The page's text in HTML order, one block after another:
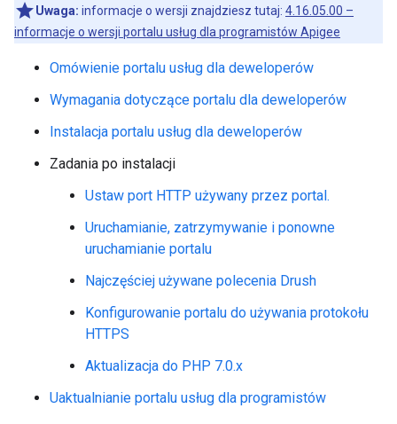
Uwaga: informacje o wersji znajdziesz tutaj: 4.16.05.00 –
informacje o wersji portalu usług dla programistów Apigee
Omówienie portalu usług dla deweloperów
Wymagania dotyczące portalu dla deweloperów
Instalacja portalu usług dla deweloperów
Zadania po instalacji
Ustaw port HTTP używany przez portal.
Uruchamianie, zatrzymywanie i ponowne
uruchamianie portalu
Najczęściej używane polecenia Drush
Konfigurowanie portalu do używania protokołu
HTTPS
Aktualizacja do PHP 7.0.x
Uaktualnianie portalu usług dla programistów